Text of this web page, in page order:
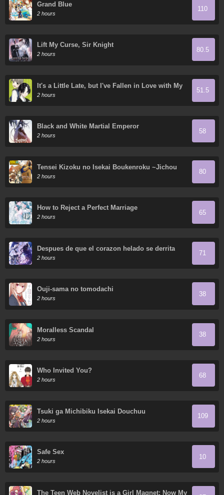
Grand Blue
2 hours
110
Lift My Curse, Sir Knight
2 hours
80.5
It's a Little Late, but I've Fallen in Love with My
Childhood Friend.
2 hours
51.5
Black and White Martial Emperor
2 hours
58
Tensei Kizoku no Isekai Boukenroku ~Jichou
wo Shiranai Kamigami no Shito~
2 hours
80
How to Reject a Perfect Marriage
2 hours
65
Despues de que el corazon helado se derrita
2 hours
71
Ouji-sama no tomodachi
2 hours
38
Moralless Scandal
2 hours
38
Who Invited You?
2 hours
68
Tsuki ga Michibiku Isekai Douchuu
2 hours
109
Safe Sex
2 hours
10
The Teen Web Novelist is a Girl Magnet: Now My